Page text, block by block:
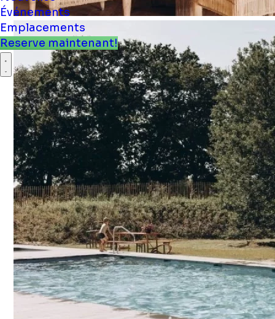
Événements
Emplacements
Reserve maintenant!